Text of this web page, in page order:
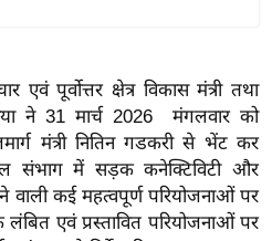
एवं पूर्वोत्तर क्षेत्र विकास मंत्री तथा
ने 31 मार्च 2026 मंगलवार को
मंत्री नितिन गडकरी से भेंट कर
संभाग में सड़क कनेक्टिविटी और
कई महत्वपूर्ण परियोजनाओं पर
एवं प्रस्तावित परियोजनाओं पर